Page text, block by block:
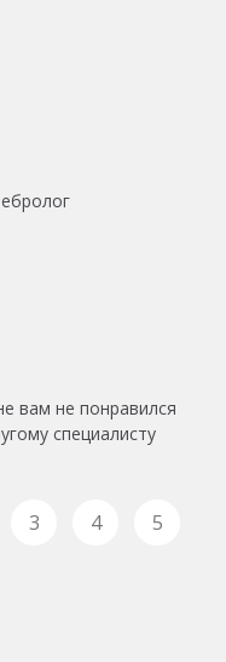
вам не понравился
специалисту
3 4 5